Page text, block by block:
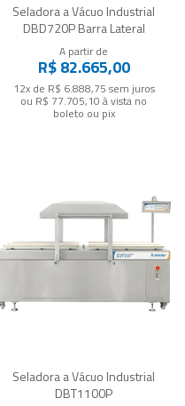
Seladora a Vácuo Industrial
DBD720P Barra Lateral
A partir de
R$ 82.665,00
12x de R$ 6.888,75 sem juros
ou R$ 77.705,10 à vista no
boleto ou pix
Seladora a Vácuo Industrial
DBT1100P